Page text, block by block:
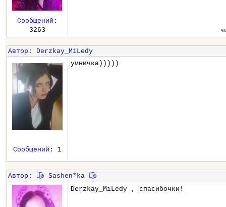
Сообщений :
3263
Автор : Derzkay_MiLedy
умничка)))))
Сообщений : 1
Автор : ๏̯͡๏ Sashen*ka ๏̯͡๏
Derzkay_MiLedy , спасибочки!